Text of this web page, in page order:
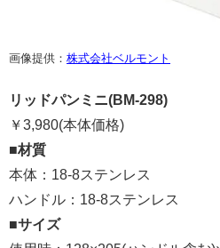
画像提供： 株式会社ベルモント
リッドパンミニ(BM-298)
￥3,980(本体価格)
■材質
本体：18-8ステンレス
ハンドル：18-8ステンレス
■サイズ